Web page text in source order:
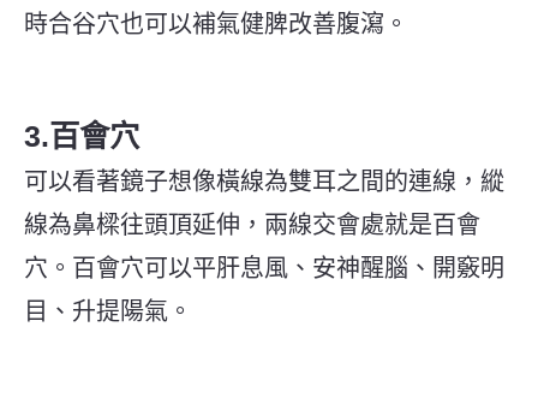
時合谷穴也可以補氣健脾改善腹瀉。
3.百會穴
可以看著鏡子想像橫線為雙耳之間的連線，縱
線為鼻樑往頭頂延伸，兩線交會處就是百會
穴。百會穴可以平肝息風、安神醒腦、開竅明
目、升提陽氣。